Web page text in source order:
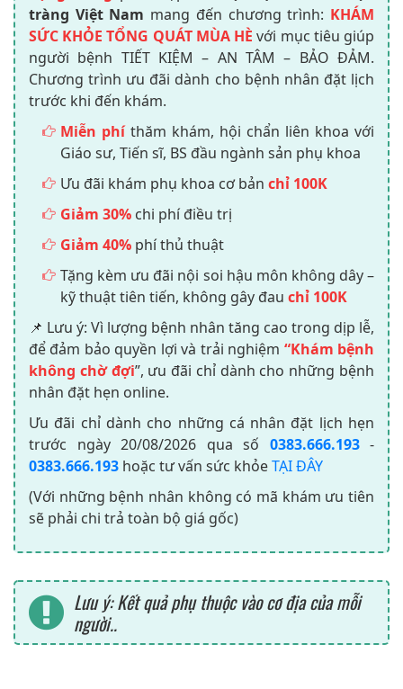
tràng Việt Nam mang đến chương trình: KHÁM
SỨC KHỎE TỔNG QUÁT MÙA HÈ với mục tiêu giúp
người bệnh TIẾT KIỆM – AN TÂM – BẢO ĐẢM.
Chương trình ưu đãi dành cho bệnh nhân đặt lịch
trước khi đến khám.
Miễn phíthăm khám, hội chẩn liên khoa với
Giáo sư, Tiến sĩ, BS đầu ngành sản phụ khoa
Ưu đãi khám phụ khoa cơ bản chỉ 100K
Giảm 30% chi phí điều trị
Giảm 40% phí thủ thuật
Tặng kèm ưu đãi nội soi hậu môn không dây –
kỹ thuật tiên tiến, không gây đau chỉ 100K
📌 Lưu ý: Vì lượng bệnh nhân tăng cao trong dịp lễ,
để đảm bảo quyền lợi và trải nghiệm “Khám bệnh
không chờ đợi”, ưu đãi chỉ dành cho những bệnh
nhân đặt hẹn online.
Ưu đãi chỉ dành cho những cá nhân đặt lịch hẹn
trước ngày 20/08/2026 qua số 0383.666.193-
0383.666.193 hoặc tư vấn sức khỏeTẠI ĐÂY
(Với những bệnh nhân không có mã khám ưu tiên
sẽ phải chi trả toàn bộ giá gốc)
Lưu ý: Kết quả phụ thuộc vào cơ địa của mỗi
người..